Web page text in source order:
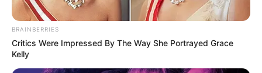
BRAINBERRIES
Critics Were Impressed By The Way She Portrayed Grace
Kelly